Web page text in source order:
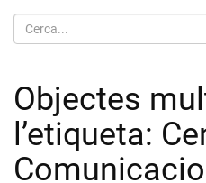
Cerca
Objectes
l’etiqueta: